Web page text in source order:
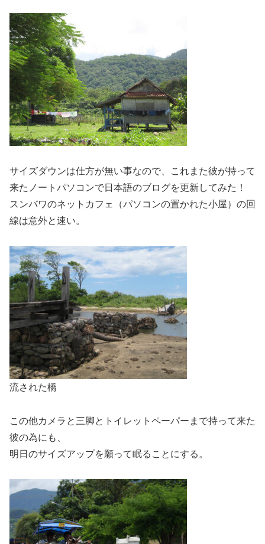
サイズダウンは仕方が無い事なので、これまた彼が持って
来たノートパソコンで日本語のブログを更新してみた！
スンバワのネットカフェ（パソコンの置かれた小屋）の回
線は意外と速い。
流された橋
この他カメラと三脚とトイレットペーパーまで持って来た
彼の為にも、
明日のサイズアップを願って眠ることにする。